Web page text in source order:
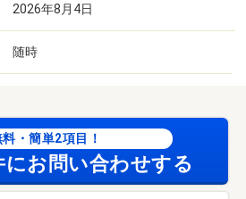
2026年8月4日
随時
料・簡単2項目！
にお問い合わせする